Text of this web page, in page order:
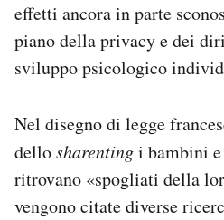
effetti ancora in parte
piano della privacy e dei
sviluppo psicologico
Nel disegno di legge
dellosharentingi bambini
ritrovano «spogliati della
vengono citate diverse